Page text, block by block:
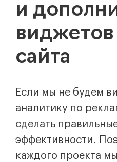
и
виджетов
сайта
Если мы не будем
аналитику по
сделать
эффективности.
каждого проекта